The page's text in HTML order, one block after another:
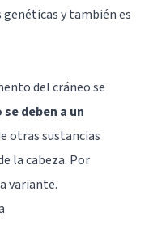
genéticas y también es
del cráneo se
deben a un
otras sustancias
la cabeza. Por
variante.